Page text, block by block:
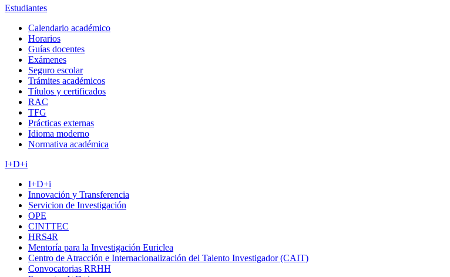
Estudiantes
Calendario académico
Horarios
Guías docentes
Exámenes
Seguro escolar
Trámites académicos
Títulos y certificados
RAC
TFG
Prácticas externas
Idioma moderno
Normativa académica
I+D+i
I+D+i
Innovación y Transferencia
Servicion de Investigación
OPE
CINTTEC
HRS4R
Mentoría para la Investigación Euriclea
Centro de Atracción e Internacionalización del Talento Investigador (CAIT)
Convocatorias RRHH